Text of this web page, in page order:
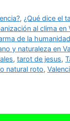
, ¿Qué dice el
al clima en
de la
y naturaleza en
, tarot de jesus,
natural roto,